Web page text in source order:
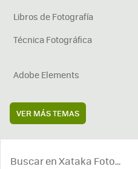
Libros de Fotografía
Técnica Fotográfica
Adobe Elements
VER MÁS TEMAS